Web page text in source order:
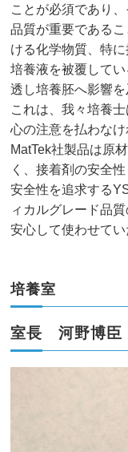
ことが必須であり
品質が重要である
ける化学物質、特
培養液を被覆して
透し培養胚へ影響
これは、我々培養
心の注意を払わな
MatTek社製品は原
く、接着剤の安全
安全性を追求する
ィカルグレード品
安心して使わせてい
培養室
室長 河野博